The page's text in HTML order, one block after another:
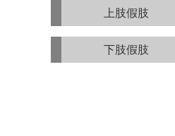
上肢假肢
下肢假肢